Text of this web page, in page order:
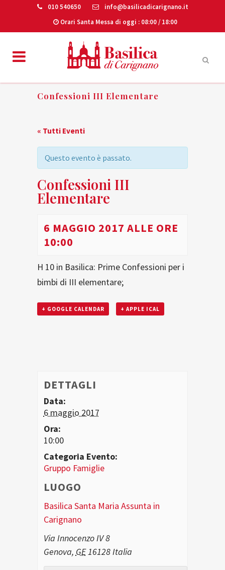
010 540650
info@basilicadicarignano.it
Orari Santa Messa di oggi : 08:00 / 18:00
Confessioni III Elementare
« Tutti Eventi
Questo evento è passato.
Confessioni III
Elementare
6 MAGGIO 2017 ALLE ORE
10:00
H 10 in Basilica: Prime Confessioni per i
bimbi di III elementare;
+ GOOGLE CALENDAR + APPLE ICAL
DETTAGLI
Data:
6 maggio 2017
Ora:
10:00
Categoria Evento:
Gruppo Famiglie
LUOGO
Basilica Santa Maria Assunta in
Carignano
Via Innocenzo IV 8
Genova, GE16128Italia